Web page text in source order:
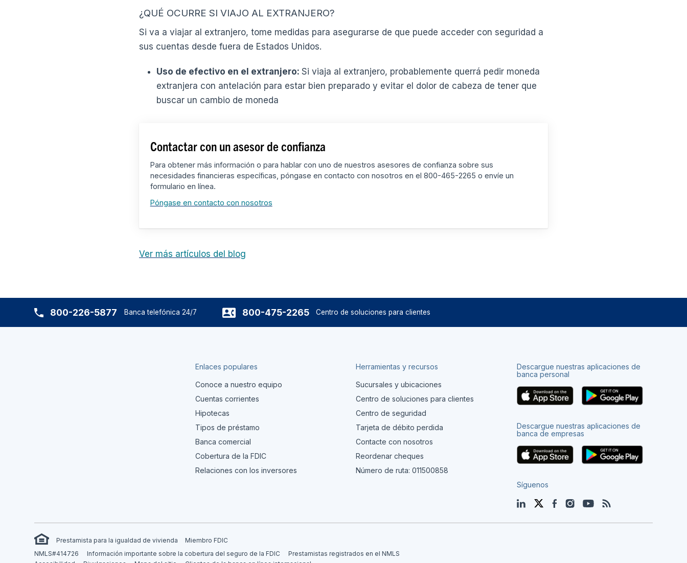
¿QUÉ OCURRE SI VIAJO AL EXTRANJERO?
Si va a viajar al extranjero, tome medidas para asegurarse de que puede acceder con seguridad a
sus cuentas desde fuera de Estados Unidos.
Uso de efectivo en el extranjero: Si viaja al extranjero, probablemente querrá pedir moneda
extranjera con antelación para estar bien preparado y evitar el dolor de cabeza de tener que
buscar un cambio de moneda
Contactar con un asesor de confianza
Para obtener más información o para hablar con uno de nuestros asesores de confianza sobre sus
necesidades financieras específicas, póngase en contacto con nosotros en el 800-465-2265 o envíe un
formulario en línea.
Póngase en contacto con nosotros
Ver más artículos del blog
800-226-5877 Banca telefónica 24/7 800-475-2265 Centro de soluciones para clientes
Enlaces populares
Conoce a nuestro equipo
Cuentas corrientes
Hipotecas
Tipos de préstamo
Banca comercial
Cobertura de la FDIC
Relaciones con los inversores
Herramientas y recursos
Sucursales y ubicaciones
Centro de soluciones para clientes
Centro de seguridad
Tarjeta de débito perdida
Contacte con nosotros
Reordenar cheques
Número de ruta: 011500858
Descargue nuestras aplicaciones de
banca personal
Descargue nuestras aplicaciones de
banca de empresas
Síguenos
LinkedInTwitterFacebook
InstagramYouTube
Blog
Prestamista para la igualdad de vivienda
Miembro FDIC
NMLS#414726
Información importante sobre la cobertura del seguro de la FDIC
Prestamistas registrados en el NMLS